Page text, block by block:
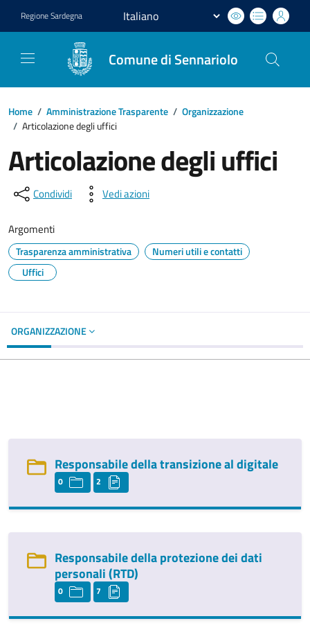
RegioneSardegna
Comune di Sennariolo
Home / Amministrazione Trasparente / Organizzazione
/ Articolazione degli uffici
Articolazione degli uffici
Condividi Vedi azioni
Argomenti
Trasparenza amministrativa
Numeri utili e contatti
Uffici
ORGANIZZAZIONE
Responsabile della transizione al digitale
0 2
Responsabile della protezione dei dati
personali (RTD)
0 7